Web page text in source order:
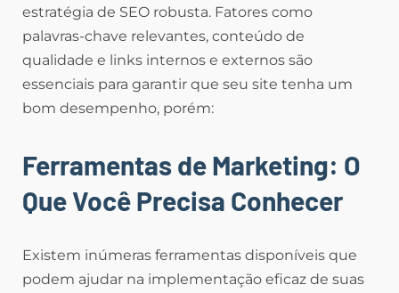
estratégia de SEO robusta. Fatores como
palavras-chave relevantes, conteúdo de
qualidade e links internos e externos são
essenciais para garantir que seu site tenha um
bom desempenho, porém:
Ferramentas de Marketing: O
Que Você Precisa Conhecer
Existem inúmeras ferramentas disponíveis que
podem ajudar na implementação eficaz de suas